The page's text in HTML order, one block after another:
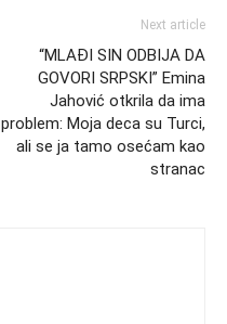
Next article
“MLAĐI SIN ODBIJA DA
GOVORI SRPSKI” Emina
Jahović otkrila da ima
problem: Moja deca su Turci,
ali se ja tamo osećam kao
stranac